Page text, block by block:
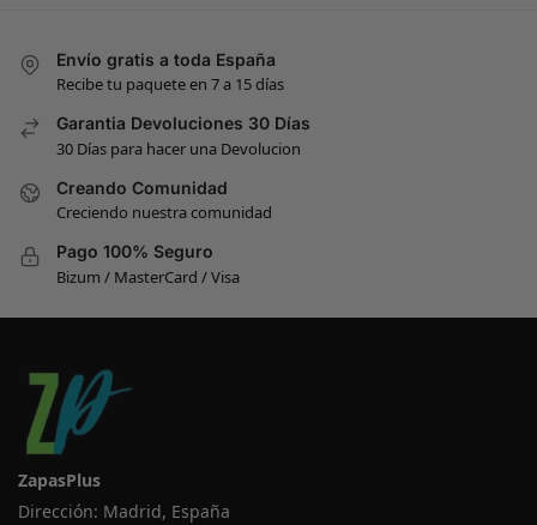
Envío gratis a toda España
Recibe tu paquete en 7 a 15 días
Garantia Devoluciones 30 Días
30 Días para hacer una Devolucion
Creando Comunidad
Creciendo nuestra comunidad
Pago 100% Seguro
Bizum / MasterCard / Visa
ZapasPlus
Dirección: Madrid, España